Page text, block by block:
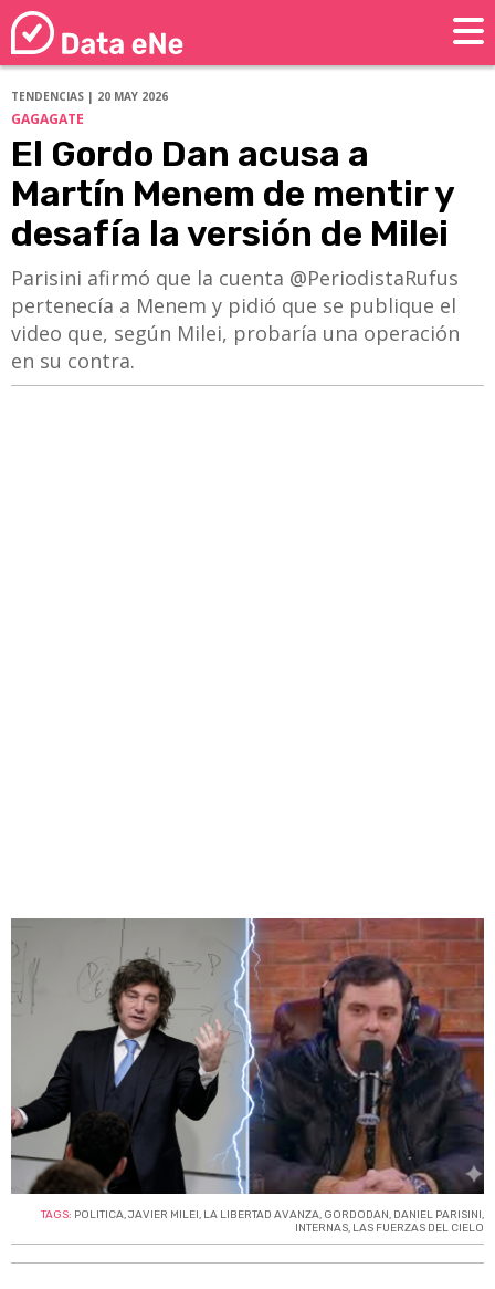
TENDENCIAS | 20 MAY 2026
GAGAGATE
El Gordo Dan acusa a
Martín Menem de mentir y
desafía la versión de Milei
Parisini afirmó que la cuenta @PeriodistaRufus
pertenecía a Menem y pidió que se publique el
video que, según Milei, probaría una operación
en su contra.
TAGS: POLITICA,JAVIER MILEI , LA LIBERTAD AVANZA, GORDODAN, DANIEL PARISINI ,
INTERNAS, LAS FUERZAS DEL CIELO